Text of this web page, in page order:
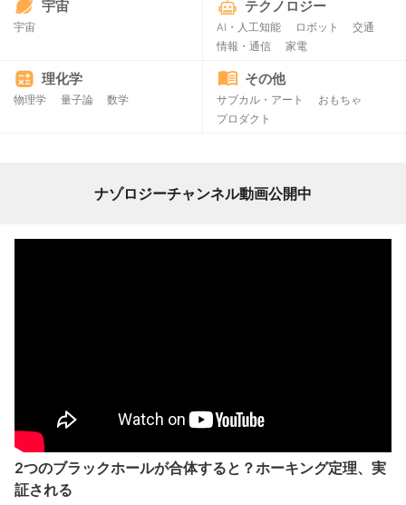
宇宙
宇宙
テクノロジー
AI・人工知能 ロボット
交通
情報・通信
家電
理化学
物理学 量子論 数学
その他
サブカル・アート
おもちゃ
プロダクト
ナゾロジーチャンネル動画公開中
2つのブラックホールが合体すると？ホーキング定理、実
証される